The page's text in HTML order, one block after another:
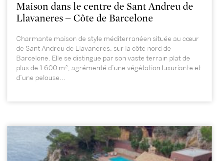
Maison dans le centre de Sant Andreu de
Llavaneres – Côte de Barcelone
Charmante maison de style méditerranéen située au cœur
de Sant Andreu de Llavaneres, sur la côte nord de
Barcelone. Elle se distingue par son vaste terrain plat de
plus de 1 600 m², agrémenté d’une végétation luxuriante et
d’une pelouse...